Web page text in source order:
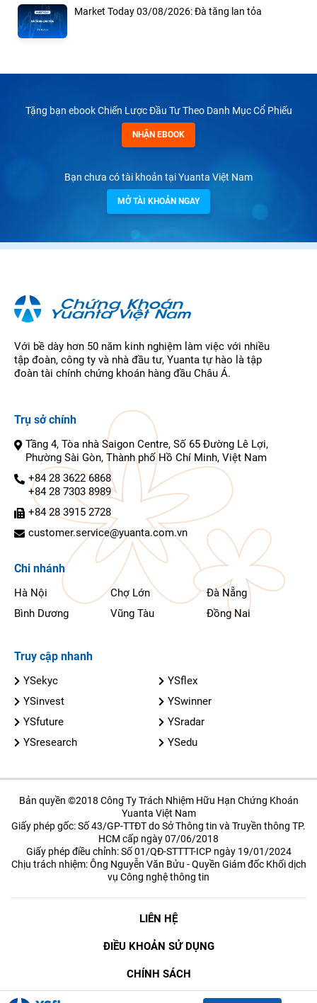
Market Today 03/08/2026: Đà tăng lan tỏa
Tặng bạn ebook Chiến Lược Đầu Tư Theo Danh Mục Cổ Phiếu
NHẬN EBOOK
Bạn chưa có tài khoản tại Yuanta Việt Nam
MỞ TÀI KHOẢN NGAY
Với bề dày hơn 50 năm kinh nghiệm làm việc với nhiều
tập đoàn, công ty và nhà đầu tư, Yuanta tự hào là tập
đoàn tài chính chứng khoán hàng đầu Châu Á.
Trụ sở chính
Tầng 4, Tòa nhà Saigon Centre, Số 65 Đường Lê Lợi,
Phường Sài Gòn, Thành phố Hồ Chí Minh, Việt Nam
+84 28 3622 6868
+84 28 7303 8989
+84 28 3915 2728
customer.service@yuanta.com.vn
Chi nhánh
Hà Nội Chợ Lớn
Đà Nẵng
Bình Dương
Vũng Tàu Đồng Nai
Truy cập nhanh
YSekyc
YSflex
YSinvest
YSwinner
YSfuture
YSradar
YSresearch
YSedu
Bản quyền ©2018 Công Ty Trách Nhiệm Hữu Hạn Chứng Khoán
Yuanta Việt Nam
Giấy phép gốc: Số 43/GP-TTĐT do Sở Thông tin và Truyền thông TP.
HCM cấp ngày 07/06/2018
Giấy phép điều chỉnh: Số 01/QĐ-STTTT-ICP ngày 19/01/2024
Chịu trách nhiệm: Ông Nguyễn Văn Bửu - Quyền Giám đốc Khối dịch
vụ Công nghệ thông tin
LIÊN HỆ
ĐIỀU KHOẢN SỬ DỤNG
CHÍNH SÁCH